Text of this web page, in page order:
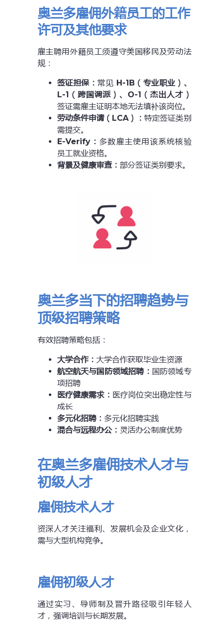
奥兰多雇佣外籍员工的工作
许可及其他要求
雇主聘用外籍员工须遵守美国移民及劳动法
规：
签证担保：常见 H-1B（专业职业）、
L-1（跨国调派）、O-1（杰出人才）
签证需雇主证明本地无法填补该岗位。
劳动条件申请（LCA）：特定签证类别
需提交。
E-Verify： 多数雇主使用该系统核验
员工就业资格。
背景及健康审查： 部分签证类别要求。
奥兰多当下的招聘趋势与
顶级招聘策略
有效招聘策略包括：
大学合作： 大学合作获取毕业生资源
航空航天与国防领域招聘： 国防领域专
项招聘
医疗健康需求： 医疗岗位突出稳定性与
成长
多元化招聘： 多元化招聘实践
混合与远程办公： 灵活办公制度优势
在奥兰多雇佣技术人才与
初级人才
雇佣技术人才
资深人才关注福利、发展机会及企业文化，
需与大型机构竞争。
雇佣初级人才
通过实习、导师制及晋升路径吸引年轻人
才，强调培训与长期发展。